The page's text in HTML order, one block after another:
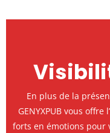
En plus de la
GENYXPUB vous
forts en émotions pour